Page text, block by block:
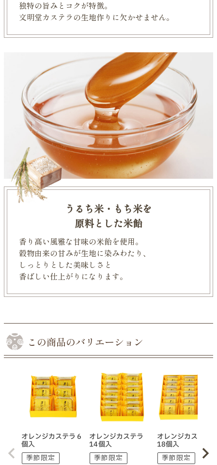
独特の旨みとコクが特徴。
文明堂カステラの生地作りに欠かせません。
うるち米・もち米を
原料とした米飴
香り高い風雅な甘味の米飴を使用。
穀物由来の甘みが生地に染みわたり、
しっとりとした美味しさと
香ばしい仕上がりになります。
この商品のバリエーション
オレンジカステラ 6
個入
季節限定
オレンジカステラ
14個入
季節限定
オレンジカステラ
18個入
季節限定